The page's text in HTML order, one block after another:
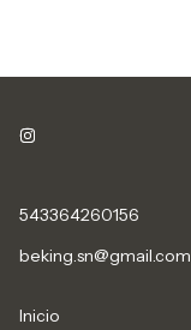
543364260156
beking.sn@gmail.com
Inicio